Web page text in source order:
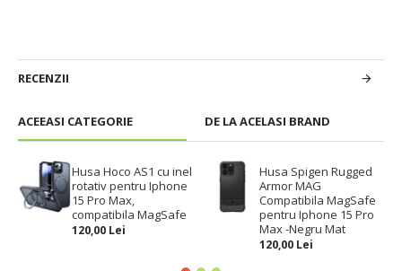
ACEEASI CATEGORIE DE LA ACELASI BRAND
Husa Hoco AS1 cu inel
rotativ pentru Iphone
15 Pro Max,
compatibila MagSafe
120,00 Lei
Husa Spigen Rugged
Armor MAG
Compatibila MagSafe
pentru Iphone 15 Pro
Max -Negru Mat
120,00 Lei
RECENZII